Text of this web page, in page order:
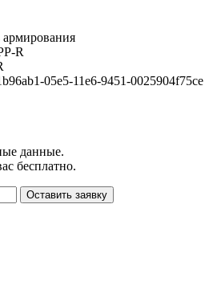
армирования
R
05e5-11e6-9451-0025904f75ce
данные.
бесплатно.
Оставить заявку